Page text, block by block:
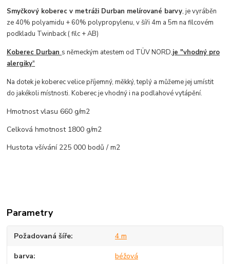
Smyčkový koberec v metráži Durban melírované barvy, je vyráběn
ze 40% polyamidu + 60% polypropylenu, v šíři 4m a 5m na filcovém
podkladu Twinback ( filc + AB)
Koberec Durban sněmeckým atestem od TÜV NORD,je "vhodný pro
alergiky"
Na dotek je koberec velice příjemný, měkký, teplý a můžeme jej umístit
do jakékoli místnosti. Koberec je vhodný i na podlahové vytápění.
Hmotnost vlasu 660 g/m2
Celková hmotnost 1800 g/m2
Hustota všívání 225 000 bodů / m2
Parametry
Požadovaná šíře 4 m
barva béžová